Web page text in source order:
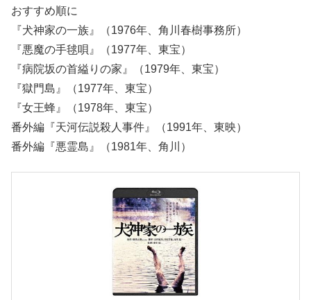
おすすめ順に
『犬神家の一族』（1976年、角川春樹事務所）
『悪魔の手毬唄』（1977年、東宝）
『病院坂の首縊りの家』（1979年、東宝）
『獄門島』（1977年、東宝）
『女王蜂』（1978年、東宝）
番外編『天河伝説殺人事件』（1991年、東映）
番外編『悪霊島』（1981年、角川）